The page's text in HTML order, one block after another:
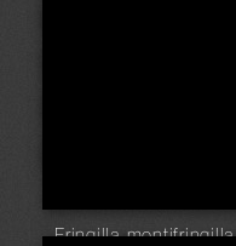
Fringilla montifringilla